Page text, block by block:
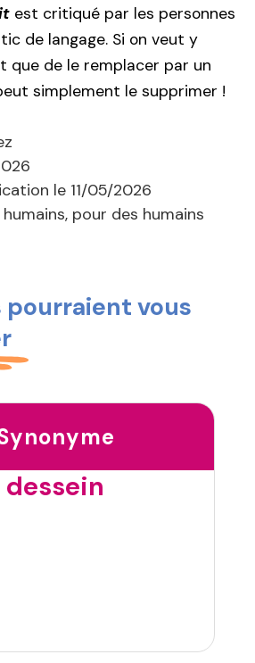
est critiqué par les personnes
de langage. Si on veut y
que de le remplacer par un
simplement le supprimer !
le 11/05/2026
pour des humains
pourraient vous
dessein